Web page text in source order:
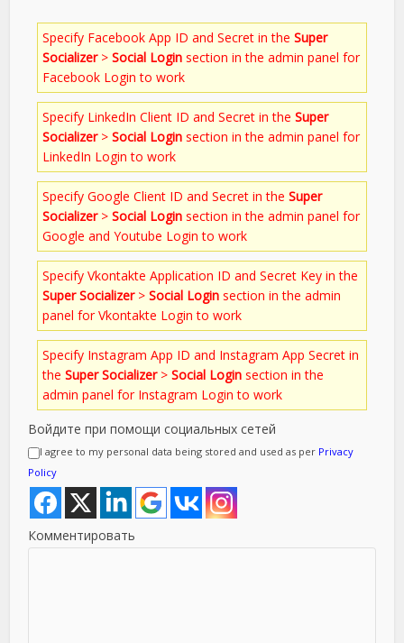
Specify Facebook App ID and Secret in theSuper
Socializer>Social Login section in the admin panel for
Facebook Login to work
Specify LinkedIn Client ID and Secret in theSuper
Socializer>Social Login section in the admin panel for
LinkedIn Login to work
Specify Google Client ID and Secret in theSuper
Socializer>Social Login section in the admin panel for
Google and Youtube Login to work
Specify Vkontakte Application ID and Secret Key in the
Super Socializer>Social Login section in the admin
panel for Vkontakte Login to work
Specify Instagram App ID and Instagram App Secret in
theSuper Socializer>Social Login section in the
admin panel for Instagram Login to work
Войдите при помощи социальных сетей
I agree to my personal data being stored and used as per Privacy
Policy
Комментировать